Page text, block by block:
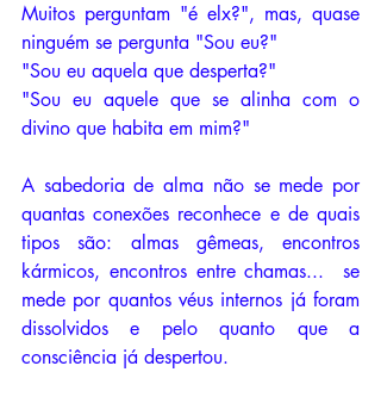
Muitos perguntam "é elx?", mas, quase
ninguém se pergunta "Sou eu?"
"Sou eu aquela que desperta?"
"Sou eu aquele que se alinha com o
divino que habita em mim?"
A sabedoria de alma não se mede por
quantas conexões reconhece e de quais
tipos são: almas gêmeas, encontros
kármicos, encontros entre chamas...  se
mede por quantos véus internos já foram
dissolvidos e pelo quanto que a
consciência já despertou.